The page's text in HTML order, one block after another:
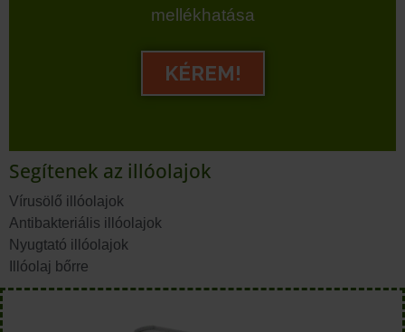
mellékhatása
KÉREM!
Segítenek az illóolajok
Vírusölő illóolajok
Antibakteriális illóolajok
Nyugtató illóolajok
Illóolaj bőrre